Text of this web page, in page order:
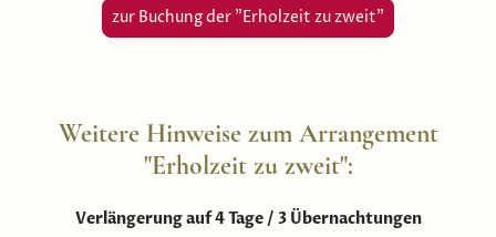
zur Buchung der "Erholzeit zu zweit"
Weitere Hinweise zum Arrangement
"Erholzeit zu zweit":
Verlängerung auf 4 Tage / 3 Übernachtungen